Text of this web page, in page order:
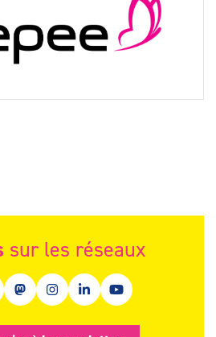
sur les réseaux
(nouvelle fenêtre)
(nouvelle fenêtre)
Mastodon (nouvelle fenêtre)
Instagram (nouvelle fenêtre)
Linkedin (nouvelle
Youtube